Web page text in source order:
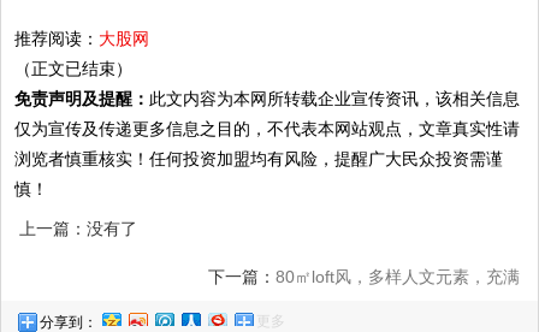
推荐阅读： 大股网
（正文已结束）
免责声明及提醒： 此文内容为本网所转载企业宣传资讯，该相关信息
仅为宣传及传递更多信息之目的，不代表本网站观点，文章真实性请
浏览者慎重核实！任何投资加盟均有风险，提醒广大民众投资需谨
慎！
上一篇：没有了
下一篇： 80㎡loft风，多样人文元素，充满
分享到： 更多